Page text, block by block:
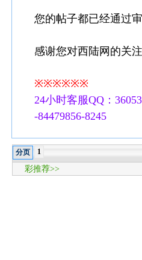
您的帖子都已经通过
感谢您对西陆网的关
※※※※※※
24小时客服QQ：
-84479856-8245
分页 1
彩推荐>>